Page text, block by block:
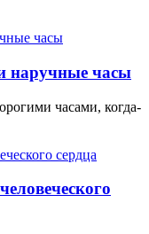
наручные часы
часами, когда-